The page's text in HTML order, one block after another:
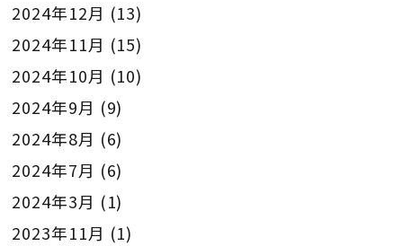
2024年12月 (13)
2024年11月 (15)
2024年10月 (10)
2024年9月 (9)
2024年8月 (6)
2024年7月 (6)
2024年3月 (1)
2023年11月 (1)